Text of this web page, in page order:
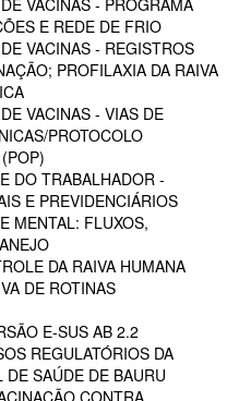
VACINAS - PROGRAMA
E REDE DE FRIO
VACINAS - REGISTROS
PROFILAXIA DA RAIVA
VACINAS - VIAS DE
PROTOCOLO
DO TRABALHADOR -
E PREVIDENCIÁRIOS
MENTAL: FLUXOS,
DA RAIVA HUMANA
DE ROTINAS
E-SUS AB 2.2
REGULATÓRIOS DA
SAÚDE DE BAURU
CONTRA